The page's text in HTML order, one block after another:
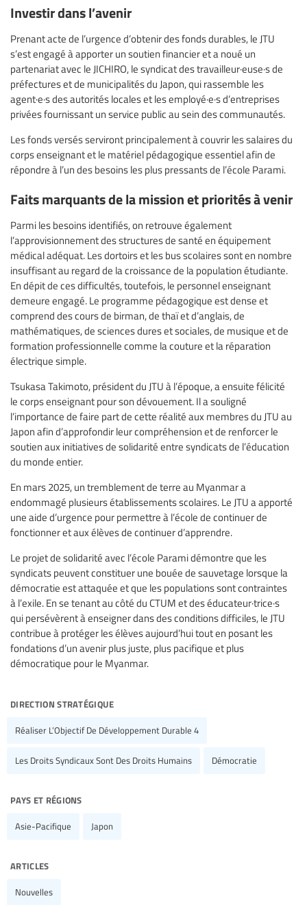
Investir dans l’avenir
Prenant acte de l’urgence d’obtenir des fonds durables, le JTU
s’est engagé à apporter un soutien financier et a noué un
partenariat avec le JICHIRO, le syndicat des travailleur·euse·s de
préfectures et de municipalités du Japon, qui rassemble les
agent·e·s des autorités locales et les employé·e·s d’entreprises
privées fournissant un service public au sein des communautés.
Les fonds versés serviront principalement à couvrir les salaires du
corps enseignant et le matériel pédagogique essentiel afin de
répondre à l’un des besoins les plus pressants de l’école Parami.
Faits marquants de la mission et priorités à venir
Parmi les besoins identifiés, on retrouve également
l’approvisionnement des structures de santé en équipement
médical adéquat. Les dortoirs et les bus scolaires sont en nombre
insuffisant au regard de la croissance de la population étudiante.
En dépit de ces difficultés, toutefois, le personnel enseignant
demeure engagé. Le programme pédagogique est dense et
comprend des cours de birman, de thaï et d’anglais, de
mathématiques, de sciences dures et sociales, de musique et de
formation professionnelle comme la couture et la réparation
électrique simple.
Tsukasa Takimoto, président du JTU à l’époque, a ensuite félicité
le corps enseignant pour son dévouement. Il a souligné
l’importance de faire part de cette réalité aux membres du JTU au
Japon afin d’approfondir leur compréhension et de renforcer le
soutien aux initiatives de solidarité entre syndicats de l’éducation
du monde entier.
En mars 2025, un tremblement de terre au Myanmar a
endommagé plusieurs établissements scolaires. Le JTU a apporté
une aide d’urgence pour permettre à l’école de continuer de
fonctionner et aux élèves de continuer d’apprendre.
Le projet de solidarité avec l’école Parami démontre que les
syndicats peuvent constituer une bouée de sauvetage lorsque la
démocratie est attaquée et que les populations sont contraintes
à l’exile. En se tenant au côté du CTUM et des éducateur·trice·s
qui persévèrent à enseigner dans des conditions difficiles, le JTU
contribue à protéger les élèves aujourd’hui tout en posant les
fondations d’un avenir plus juste, plus pacifique et plus
démocratique pour le Myanmar.
direction stratégique
Réaliser L’Objectif De Développement Durable 4
Les Droits Syndicaux Sont Des Droits Humains Démocratie
pays et régions
Asie-Pacifique Japon
articles
Nouvelles